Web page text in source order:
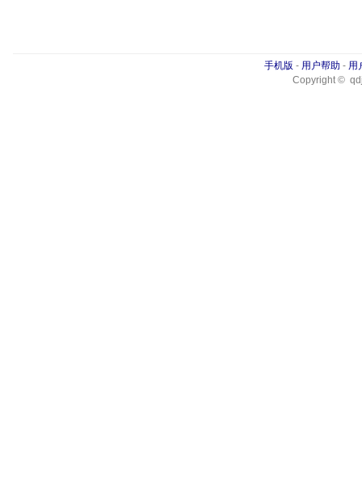
手机版 - 用户帮助 - 用
Copyright ©